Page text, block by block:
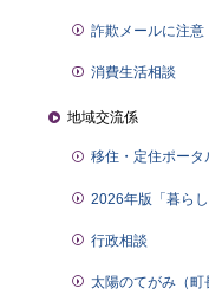
詐欺メールに注意
消費生活相談
地域交流係
移住・定住ポータ
2026年版「暮ら
行政相談
太陽のてがみ（町